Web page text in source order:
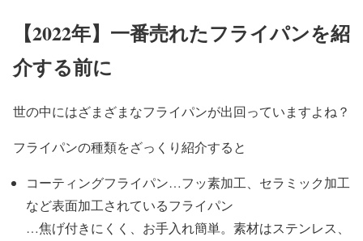
【2022年】一番売れたフライパンを紹
介する前に
世の中にはざまざまなフライパンが出回っていますよね？
フライパンの種類をざっくり紹介すると
コーティングフライパン…フッ素加工、セラミック加工
など表面加工されているフライパン
…焦げ付きにくく、お手入れ簡単。素材はステンレス、